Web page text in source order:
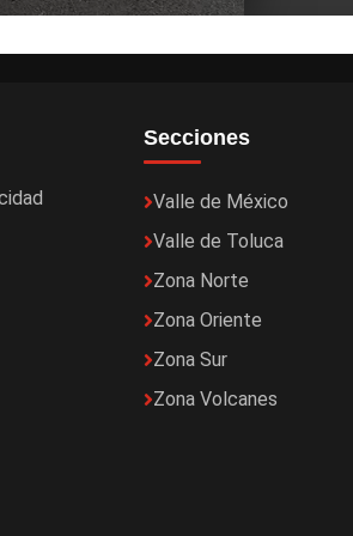
Secciones
Valle de México
Valle de Toluca
Zona Norte
Zona Oriente
Zona Sur
Zona Volcanes